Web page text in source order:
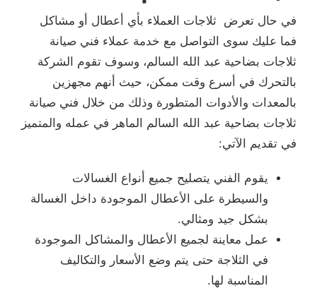
في حال تعرض ثلاجات العملاء بأي أعطال أو مشاكل
فما عليك سوى التواصل مع خدمة عملاء فني صيانة
ثلاجات بضاحية عبد الله السالم، وسوف تقوم الشركة
بالتحرك في أسرع وقت ممكن، حيث أنهم مجهزين
بالمعدات والأدوات المتطورة وذلك من خلال فني صيانة
ثلاجات بضاحية عبد الله السالم الماهر في عمله والمتميز
في تقديم الآتي:
يقوم الفني يتصليح جميع أنواع الغسالات
والسيطرة على الأعطال الموجودة داخل الغسالة
بشكل جيد ومثالي.
عمل معاينة لجميع الأعطال والمشاكل الموجودة
في الثلاجة حتى يتم وضع الأسعار والتكاليف
المناسبة لها.